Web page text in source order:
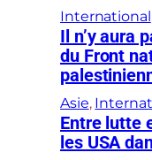
International
Il n’y aura
du Front
Asie,
Entre lutte
les USA